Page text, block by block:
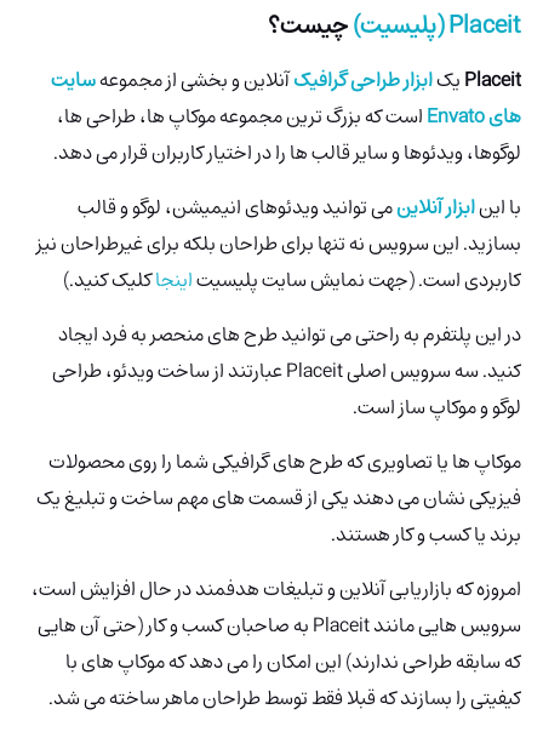
Placeit (پلیسیت) چیست؟
Placeitیکابزار طراحی گرافیکآنلاین و بخشی از مجموعهسایت
های Envato
است که بزرگ ترین مجموعه موکاپ ها، طراحی ها،
لوگوها، ویدئوها و سایر قالب ها را در اختیار کاربران قرار می دهد.
با اینابزار آنلاینمی توانید ویدئوهای انیمیشن، لوگو و قالب
بسازید. این سرویس نه تنها برای طراحان بلکه برای غیرطراحان نیز
کاربردی است. (جهت نمایش سایت پلیسیتاینجاکلیک کنید.)
در این پلتفرم به راحتی می توانید طرح های منحصر به فرد ایجاد
کنید. سه سرویس اصلی Placeit عبارتند از ساخت ویدئو، طراحی
لوگو و موکاپ ساز است.
موکاپ ها یا تصاویری که طرح های گرافیکی شما را روی محصولات
فیزیکی نشان می دهند یکی از قسمت های مهم ساخت و تبلیغ یک
برند یا کسب و کار هستند.
امروزه که بازاریابی آنلاین و تبلیغات هدفمند در حال افزایش است،
سرویس هایی مانند Placeit به صاحبان کسب و کار (حتی آن هایی
که سابقه طراحی ندارند) این امکان را می دهد که موکاپ های با
کیفیتی را بسازند که قبلا فقط توسط طراحان ماهر ساخته می شد.